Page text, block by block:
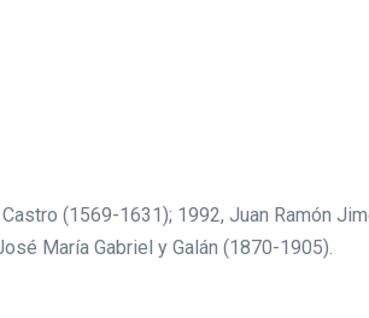
(1569-1631); 1992, Juan Ramón
María Gabriel y Galán (1870-1905).